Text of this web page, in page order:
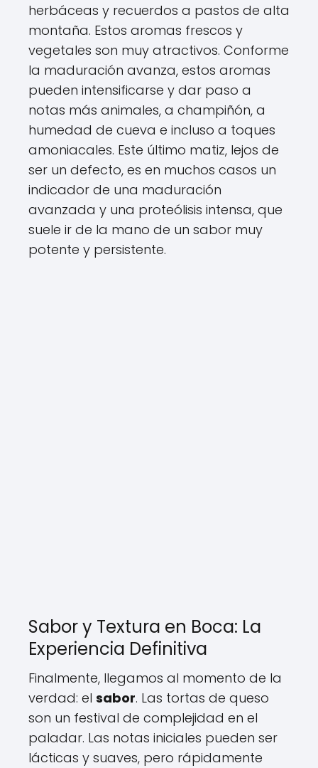
herbáceas y recuerdos a pastos de alta
montaña. Estos aromas frescos y
vegetales son muy atractivos. Conforme
la maduración avanza, estos aromas
pueden intensificarse y dar paso a
notas más animales, a champiñón, a
humedad de cueva e incluso a toques
amoniacales. Este último matiz, lejos de
ser un defecto, es en muchos casos un
indicador de una maduración
avanzada y una proteólisis intensa, que
suele ir de la mano de un sabor muy
potente y persistente.
Sabor y Textura en Boca: La
Experiencia Definitiva
Finalmente, llegamos al momento de la
verdad: el sabor. Las tortas de queso
son un festival de complejidad en el
paladar. Las notas iniciales pueden ser
lácticas y suaves, pero rápidamente